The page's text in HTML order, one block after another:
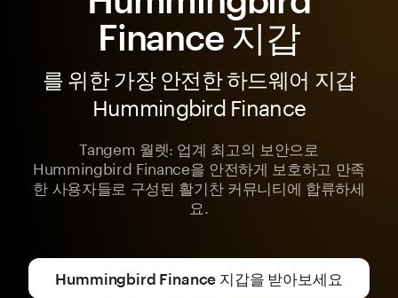
Finance 지갑
를 위한 가장 안전한 하드웨어 지갑
Hummingbird Finance
Tangem 월렛: 업계 최고의 보안으로
Hummingbird Finance을 안전하게 보호하고 만족
한 사용자들로 구성된 활기찬 커뮤니티에 합류하세
요.
Hummingbird Finance 지갑을 받아보세요